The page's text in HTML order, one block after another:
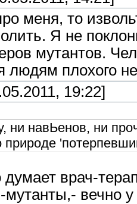
меня, то
Я не
мутантов.
людям плохого
19:22]
ни навЬенов, ни
природе
думает врач-
мутанты,- вечно